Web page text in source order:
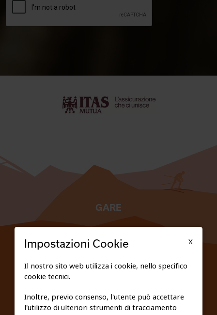
GARE
PRIVACY E COOKIE POLICY
X
Impostazioni Cookie
Il nostro sito web utilizza i cookie, nello specifico
cookie tecnici.
Inoltre, previo consenso, l'utente può accettare
l'utilizzo di ulteriori strumenti di tracciamento